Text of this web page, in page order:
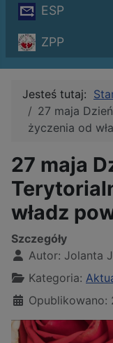
ESP
ZPP
Jesteś tutaj:
27 maja
życzenia od
27 maja
władz
Szczegóły
Autor: Jolanta
Kategoria:
Opublikowano: